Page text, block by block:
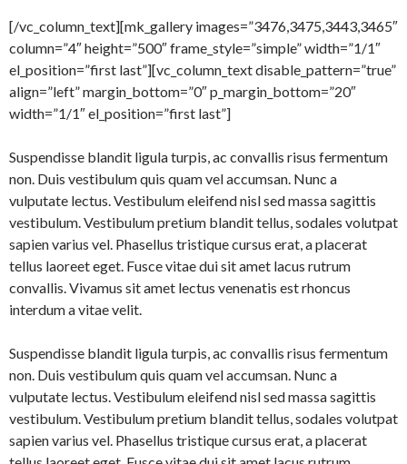
[/vc_column_text][mk_gallery images=”3476,3475,3443,3465″
column=”4″ height=”500″ frame_style=”simple” width=”1/1″
el_position=”first last”][vc_column_text disable_pattern=”true”
align=”left” margin_bottom=”0″ p_margin_bottom=”20″
width=”1/1″ el_position=”first last”]
Suspendisse blandit ligula turpis, ac convallis risus fermentum
non. Duis vestibulum quis quam vel accumsan. Nunc a
vulputate lectus. Vestibulum eleifend nisl sed massa sagittis
vestibulum. Vestibulum pretium blandit tellus, sodales volutpat
sapien varius vel. Phasellus tristique cursus erat, a placerat
tellus laoreet eget. Fusce vitae dui sit amet lacus rutrum
convallis. Vivamus sit amet lectus venenatis est rhoncus
interdum a vitae velit.
Suspendisse blandit ligula turpis, ac convallis risus fermentum
non. Duis vestibulum quis quam vel accumsan. Nunc a
vulputate lectus. Vestibulum eleifend nisl sed massa sagittis
vestibulum. Vestibulum pretium blandit tellus, sodales volutpat
sapien varius vel. Phasellus tristique cursus erat, a placerat